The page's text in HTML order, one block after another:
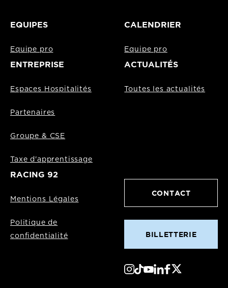
EQUIPES
Equipe pro
CALENDRIER
Equipe pro
ENTREPRISE
Espaces Hospitalités
Partenaires
Groupe & CSE
Taxe d'apprentissage
ACTUALITÉS
Toutes les actualités
RACING 92
Mentions Légales
Politique de
confidentialité
CONTACT
BILLETTERIE